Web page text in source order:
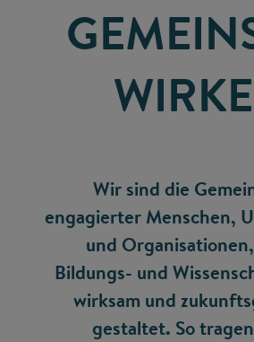
Wir sind die
engagierter Menschen,
und
Bildungs- und
wirksam und
gestaltet. So